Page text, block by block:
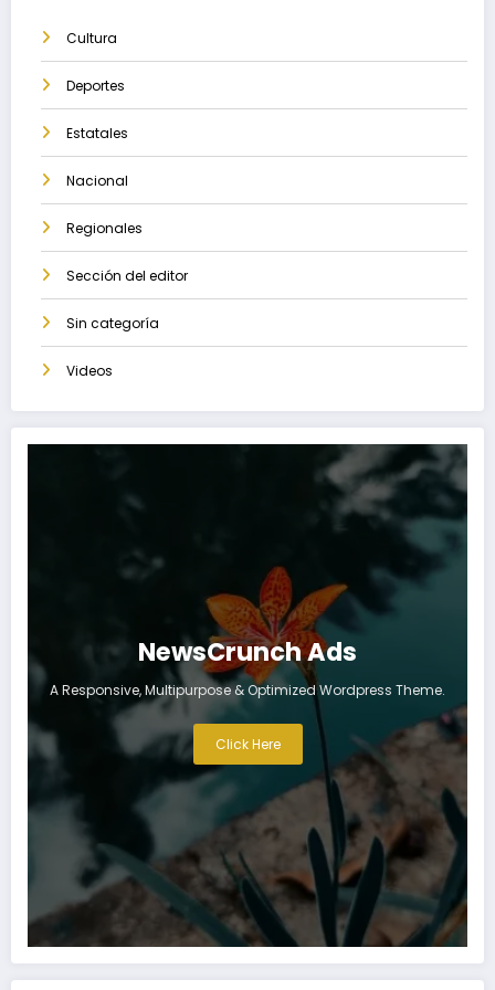
Cultura
Deportes
Estatales
Nacional
Regionales
Sección del editor
Sin categoría
Videos
NewsCrunch Ads
A Responsive, Multipurpose & Optimized Wordpress Theme.
Click Here